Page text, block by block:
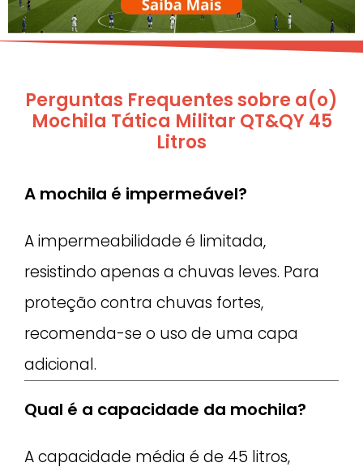
Perguntas Frequentes sobre a(o)
Mochila Tática Militar QT&QY 45
Litros
A mochila é impermeável?
A impermeabilidade é limitada,
resistindo apenas a chuvas leves. Para
proteção contra chuvas fortes,
recomenda-se o uso de uma capa
adicional.
Qual é a capacidade da mochila?
A capacidade média é de 45 litros,